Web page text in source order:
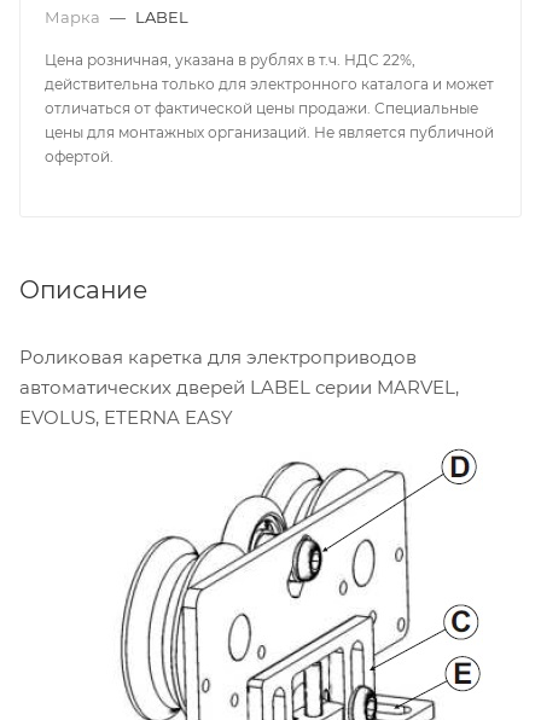
Марка — LABEL
Цена розничная, указана в рублях в т.ч. НДС 22%,
действительна только для электронного каталога и может
отличаться от фактической цены продажи. Специальные
цены для монтажных организаций. Не является публичной
офертой.
Описание
Роликовая каретка для электроприводов
автоматических дверей LABEL серии MARVEL,
EVOLUS, ETERNA EASY